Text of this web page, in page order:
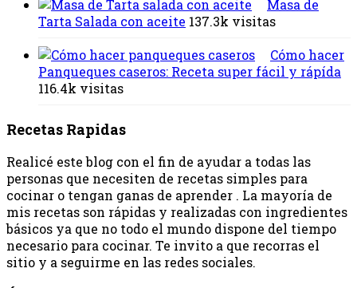
Masa de
Tarta Salada con aceite 137.3k visitas
Cómo hacer
Panqueques caseros: Receta super fácil y rápída
116.4k visitas
Recetas Rapidas
Realicé este blog con el fin de ayudar a todas las
personas que necesiten de recetas simples para
cocinar o tengan ganas de aprender . La mayoría de
mis recetas son rápidas y realizadas con ingredientes
básicos ya que no todo el mundo dispone del tiempo
necesario para cocinar. Te invito a que recorras el
sitio y a seguirme en las redes sociales.